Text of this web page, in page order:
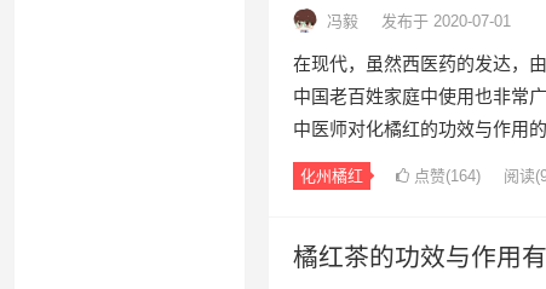
冯毅 发布于 2020-07-01
在现代，虽然西医药的发达，
中国老百姓家庭中使用也非常
中医师对化橘红的功效与作用
化州橘红 点赞(164) 阅读
橘红茶的功效与作用有